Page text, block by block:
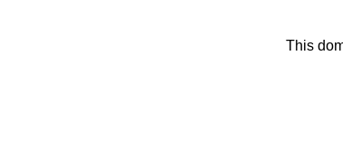
This